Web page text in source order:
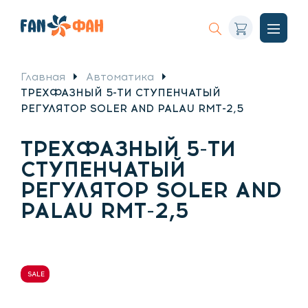
Искать
меню
Корзина
Главная
Автоматика
ТРЕХФАЗНЫЙ 5-ТИ СТУПЕНЧАТЫЙ
РЕГУЛЯТОР SOLER AND PALAU RMT-2,5
ТРЕХФАЗНЫЙ 5-ТИ
СТУПЕНЧАТЫЙ
РЕГУЛЯТОР SOLER AND
PALAU RMT-2,5
SALE